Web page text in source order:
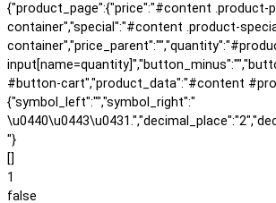
{"product_page":{"price":"#content .product-
container","special":"#content .product-
#button-cart","product_data":"#content
{"symbol_left":"","symbol_right":"
"}
[]
1
false